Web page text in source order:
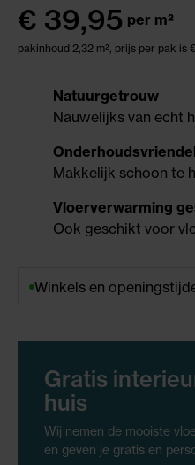
€ 39,95 per m²
pakinhoud 2,32 m², prijs per pak is
Natuurgetrouw
Nauwelijks van echt
Makkelijk schoon te
Vloerverwarming
Ook geschikt voor
Winkels en
Gratis
huis
Wij nemen de mooiste
en geven je gratis en